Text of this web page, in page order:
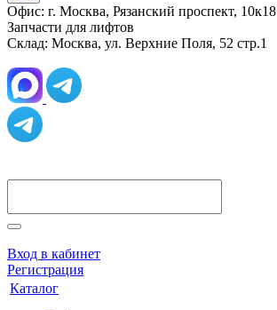
Офис: г. Москва, Рязанский проспект, 10к18
Запчасти для лифтов
Склад: Москва, ул. Верхние Поля, 52 стр.1
Вход в кабинет
Регистрация
Каталог